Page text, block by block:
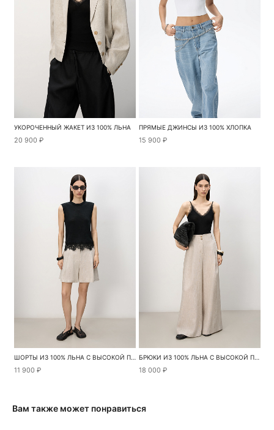
УКОРОЧЕННЫЙ ЖАКЕТ ИЗ 100% ЛЬНА
20 900 ₽
ПРЯМЫЕ ДЖИНСЫ ИЗ 100% ХЛОПКА
15 900 ₽
ШОРТЫ ИЗ 100% ЛЬНА С ВЫСОКОЙ ПОСАДКОЙ
11 900 ₽
БРЮКИ ИЗ 100% ЛЬНА С ВЫСОКОЙ ПОСАДКОЙ
18 000 ₽
Вам также может понравиться